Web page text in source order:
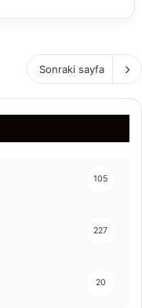
Sonraki sayfa
105
227
20